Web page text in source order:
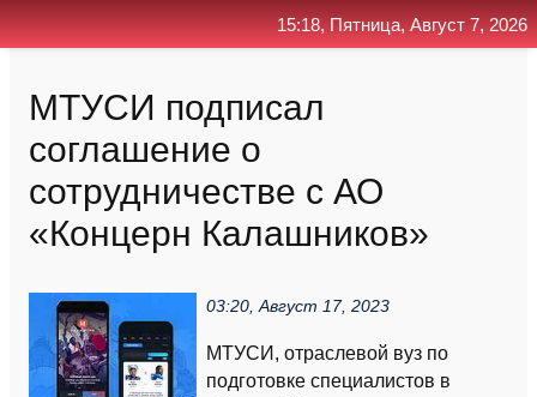
МТУСИ подписал
соглашение о
сотрудничестве с АО
«Концерн Калашников»
03:20, Август 17, 2023
МТУСИ, отраслевой вуз по
подготовке специалистов в
15:18, Пятница, Август 7, 2026